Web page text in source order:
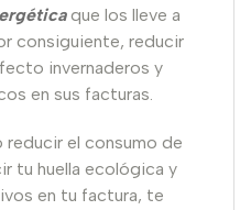
que los lleve a
consiguiente, reducir
invernaderos y
en sus facturas.
reducir el consumo de
tu huella ecológica y
en tu factura, te